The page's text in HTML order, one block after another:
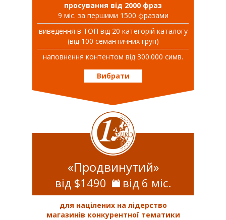
просування від 2000 фраз
9 міс. за першими 1500 фразами
виведення в ТОП від 20 категорій каталогу
(від 100 семантичних груп)
наповнення контентом від 300.000 симв.
Вибрати
«Продвинутий»
від $1490 від 6 міс.
для націлених на лідерство
магазинів конкурентної тематики